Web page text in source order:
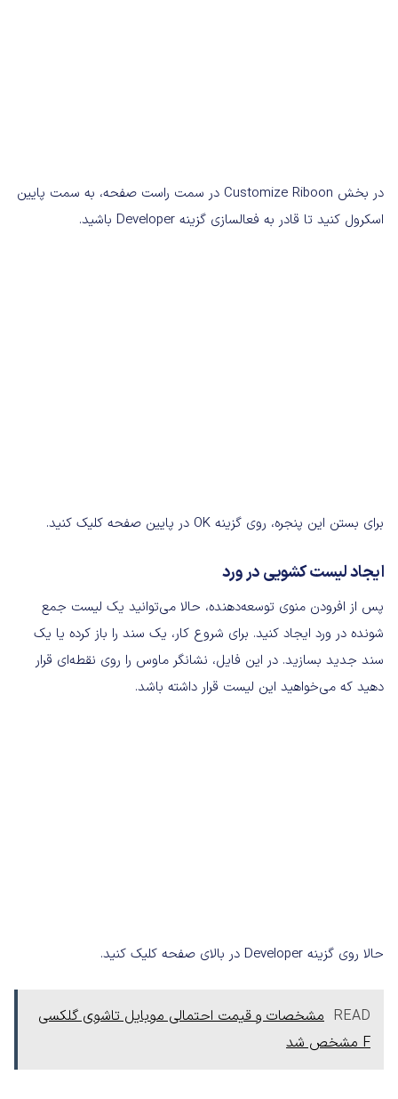
در بخش Customize Riboon در سمت راست صفحه، به سمت پایین
اسکرول کنید تا قادر به فعالسازی گزینه Developer باشید.
برای بستن این پنجره، روی گزینه OK در پایین صفحه کلیک کنید.
ایجاد لیست کشویی در ورد
پس از افرودن منوی توسعه‌دهنده، حالا می‌توانید یک لیست جمع
شونده در ورد ایجاد کنید. برای شروع کار، یک سند را باز کرده یا یک
سند جدید بسازید. در این فایل، نشانگر ماوس را روی نقطه‌ای قرار
دهید که می‌خواهید این لیست قرار داشته باشد.
حالا روی گزینه Developer در بالای صفحه کلیک کنید.
READ مشخصات و قیمت احتمالی موبایل تاشوی گلکسی
F مشخص شد